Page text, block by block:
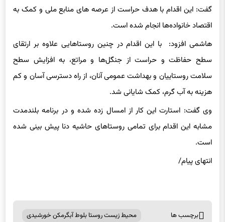
گفت: این اقدام با هدف حراست از عرصه‌ های منابع ملی و کمک به
اقتصاد خانواده‌ها انجام شده است.
هاشمی افزود: با این اقدام در چنین روستاهایی علاوه بر ارتقای
سطح حفاظت و حراست از جنگل‌ها و مراتع، به افزایش سطح
سلامت روستاییان و بهداشت عمومی آنان، از راه دسترسی آسان و کم
هزینه به آب گرم، کمک شایانی شد.
وی گفت: استارت این کار از امسال زده شده و در برنامه بلندمدت
مشابه این اقدام برای تمامی روستاهای حاشیه دنا پیش بینی شده
است.
انتهای پیام/
برچسب ها محیط زیست روستا بلوط آبگرمکن خورشیدی